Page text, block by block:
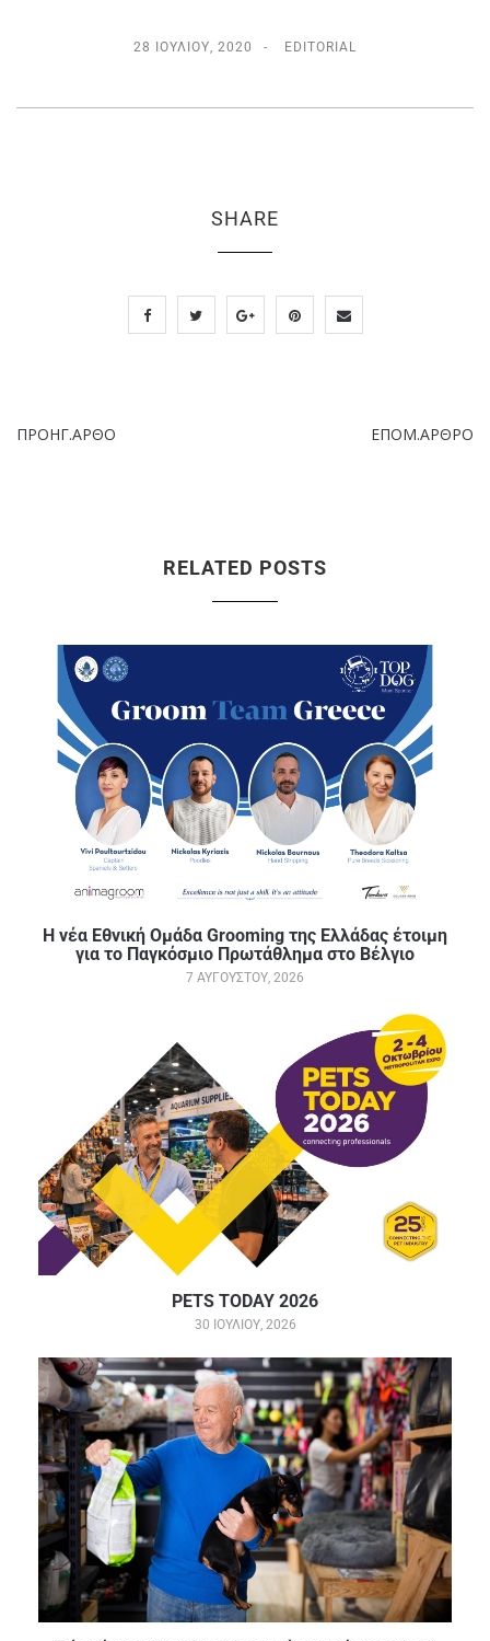
28 ΙΟΥΛΊΟΥ, 2020 EDITORIAL
SHARE
ΠΡΟΗΓ.ΑΡΘΟ ΕΠΟΜ.ΑΡΘΡΟ
RELATED POSTS
Η νέα Εθνική Ομάδα Grooming της Ελλάδας έτοιμη
για το Παγκόσμιο Πρωτάθλημα στο Βέλγιο
7 ΑΥΓΟΎΣΤΟΥ, 2026
PETS TODAY 2026
30 ΙΟΥΛΊΟΥ, 2026